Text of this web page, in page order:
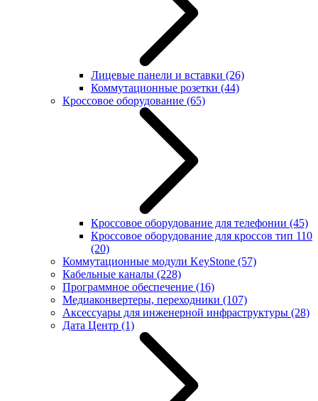
Лицевые панели и вставки (26)
Коммутационные розетки (44)
Кроссовое оборудование (65)
Кроссовое оборудование для телефонии (45)
Кроссовое оборудование для кроссов тип 110
(20)
Коммутационные модули KeyStone (57)
Кабельные каналы (228)
Программное обеспечение (16)
Медиаконвертеры, переходники (107)
Аксессуары для инженерной инфраструктуры (28)
Дата Центр (1)